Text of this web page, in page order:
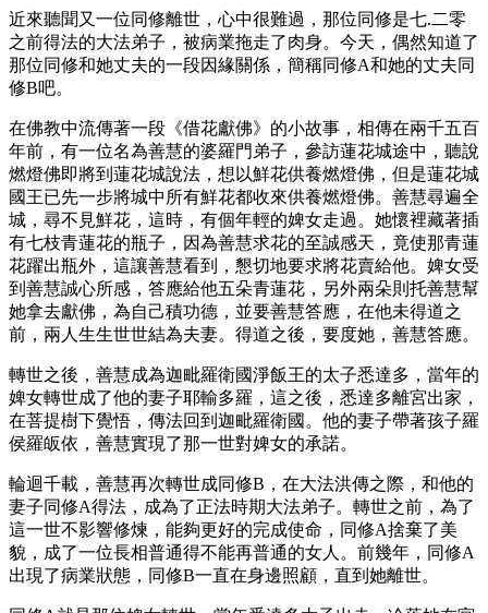
近來聽聞又一位同修離世，心中很難過，那位同修是七.二零
之前得法的大法弟子，被病業拖走了肉身。今天，偶然知道了
那位同修和她丈夫的一段因緣關係，簡稱同修A和她的丈夫同
修B吧。
在佛教中流傳著一段《借花獻佛》的小故事，相傳在兩千五百
年前，有一位名為善慧的婆羅門弟子，參訪蓮花城途中，聽說
燃燈佛即將到蓮花城說法，想以鮮花供養燃燈佛，但是蓮花城
國王已先一步將城中所有鮮花都收來供養燃燈佛。善慧尋遍全
城，尋不見鮮花，這時，有個年輕的婢女走過。她懷裡藏著插
有七枝青蓮花的瓶子，因為善慧求花的至誠感天，竟使那青蓮
花躍出瓶外，這讓善慧看到，懇切地要求將花賣給他。婢女受
到善慧誠心所感，答應給他五朵青蓮花，另外兩朵則托善慧幫
她拿去獻佛，為自己積功德，並要善慧答應，在他未得道之
前，兩人生生世世結為夫妻。得道之後，要度她，善慧答應。
轉世之後，善慧成為迦毗羅衛國淨飯王的太子悉達多，當年的
婢女轉世成了他的妻子耶輸多羅，這之後，悉達多離宮出家，
在菩提樹下覺悟，傳法回到迦毗羅衛國。他的妻子帶著孩子羅
侯羅皈依，善慧實現了那一世對婢女的承諾。
輪迴千載，善慧再次轉世成同修B，在大法洪傳之際，和他的
妻子同修A得法，成為了正法時期大法弟子。轉世之前，為了
這一世不影響修煉，能夠更好的完成使命，同修A捨棄了美
貌，成了一位長相普通得不能再普通的女人。前幾年，同修A
出現了病業狀態，同修B一直在身邊照顧，直到她離世。